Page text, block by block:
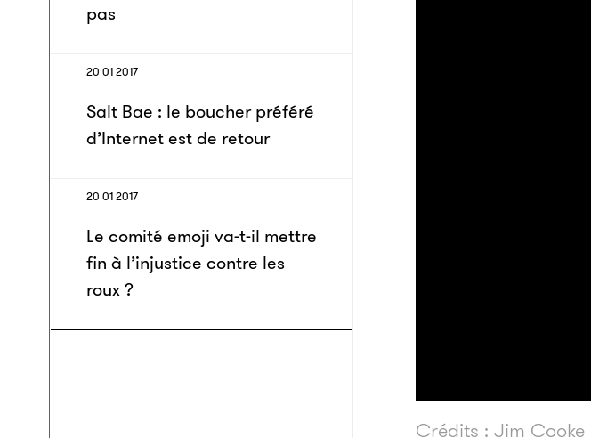
pas
20 01 2017
Salt Bae : le boucher préféré
d’Internet est de retour
20 01 2017
Le comité emoji va-t-il mettre
fin à l’injustice contre les
roux ?
Crédits : Jim Cooke